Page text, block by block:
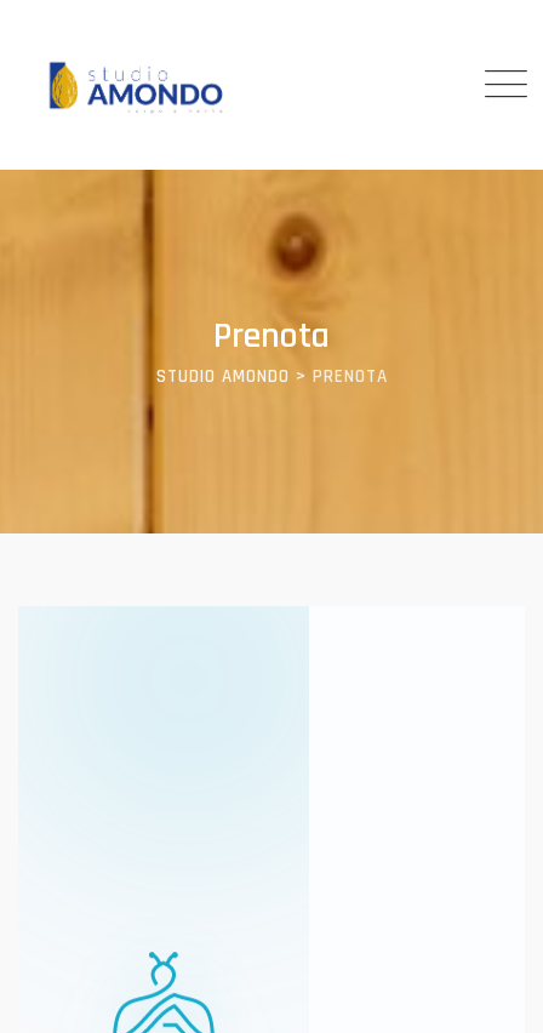
Prenota
STUDIO AMONDO > PRENOTA